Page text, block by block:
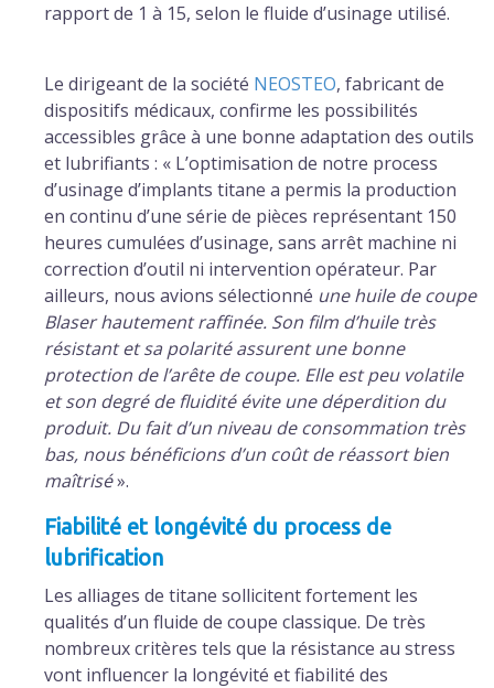
rapport de 1 à 15, selon le fluide d’usinage utilisé.
Le dirigeant de la société NEOSTEO, fabricant de
dispositifs médicaux, confirme les possibilités
accessibles grâce à une bonne adaptation des outils
et lubrifiants : « L’optimisation de notre process
d’usinage d’implants titane a permis la production
en continu d’une série de pièces représentant 150
heures cumulées d’usinage, sans arrêt machine ni
correction d’outil ni intervention opérateur. Par
ailleurs, nous avions sélectionné une huile de coupe
Blaser hautement raffinée. Son film d’huile très
résistant et sa polarité assurent une bonne
protection de l’arête de coupe. Elle est peu volatile
et son degré de fluidité évite une déperdition du
produit. Du fait d’un niveau de consommation très
bas, nous bénéficions d’un coût de réassort bien
maîtrisé».
Fiabilité et longévité du process de
lubrification
Les alliages de titane sollicitent fortement les
qualités d’un fluide de coupe classique. De très
nombreux critères tels que la résistance au stress
vont influencer la longévité et fiabilité des